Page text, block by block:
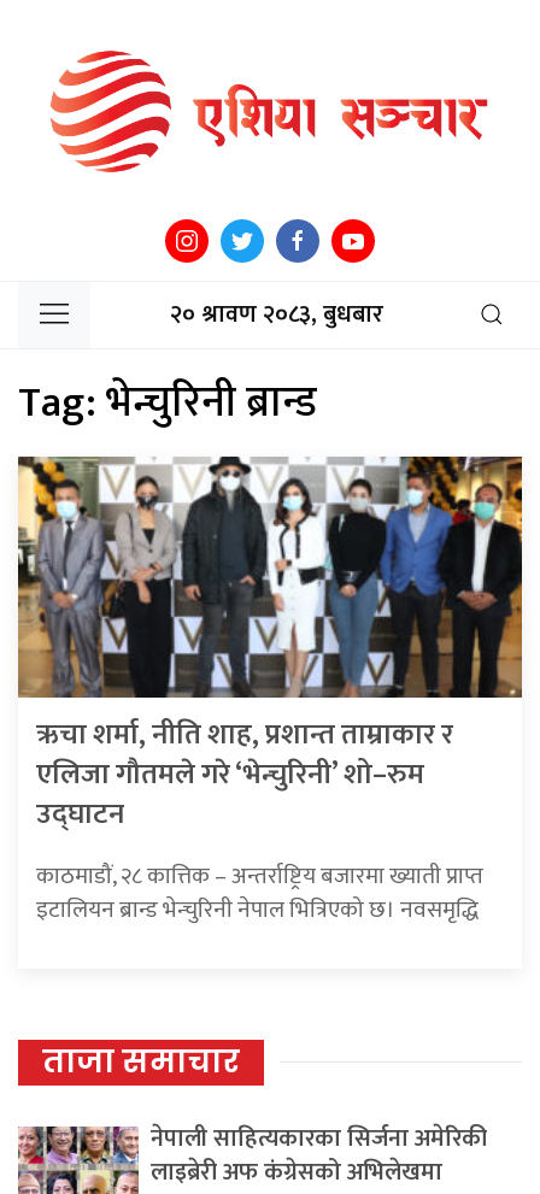
२० श्रावण २०८३, बुधबार
Tag:भेन्चुरिनी ब्रान्ड
ऋचा शर्मा, नीति शाह, प्रशान्त ताम्राकार र
एलिजा गौतमले गरे ‘भेन्चुरिनी’ शो–रुम
उद्घाटन
काठमाडौं, २८ कात्तिक – अन्तर्राष्ट्रिय बजारमा ख्याती प्राप्त
इटालियन ब्रान्ड भेन्चुरिनी नेपाल भित्रिएको छ। नवसमृद्धि
ताजा समाचार
नेपाली साहित्यकारका सिर्जना अमेरिकी
लाइब्रेरी अफ कंग्रेसको अभिलेखमा